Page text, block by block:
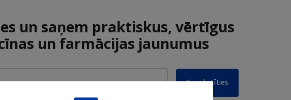
un saņem praktiskus, vērtīgus
un farmācijas jaunumus
Pierakstīties